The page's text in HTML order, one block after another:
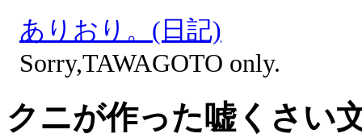
ありおり。(日記)
Sorry,TAWAGOTO only.
クニが作った嘘くさい